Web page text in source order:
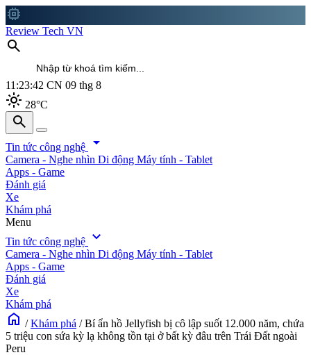
memory
Review Tech VN
search
11:23:44 CN 09 thg 8
light_mode 28°C
search
search
Tin tức công nghệ arrow_drop_down
Camera - Nghe nhìn Di động Máy tính - Tablet
Apps - Game
Đánh giá
Xe
Khám phá
Menu
Tin tức công nghệ expand_more
Camera - Nghe nhìn Di động Máy tính - Tablet
Apps - Game
Đánh giá
Xe
Khám phá
home / Khám phá / Bí ẩn hồ Jellyfish bị cô lập suốt 12.000 năm, chứa
5 triệu con sứa kỳ lạ không tồn tại ở bất kỳ đâu trên Trái Đất ngoài
Peru